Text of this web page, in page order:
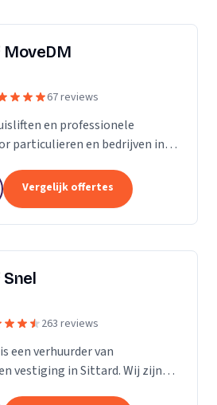
67 reviews
en professionele
particulieren en bedrijven in
Vergelijk offertes
263 reviews
een verhuurder van
vestiging in Sittard. Wij zijn